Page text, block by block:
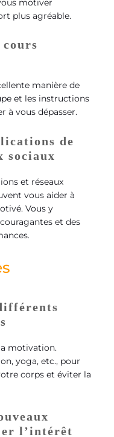
motiver
plus agréable.
cours
manière de
et les instructions
à vous dépasser.
de
sociaux
et réseaux
vous aider à
Vous y
et des
motivation.
yoga, etc., pour
corps et éviter la
l’intérêt